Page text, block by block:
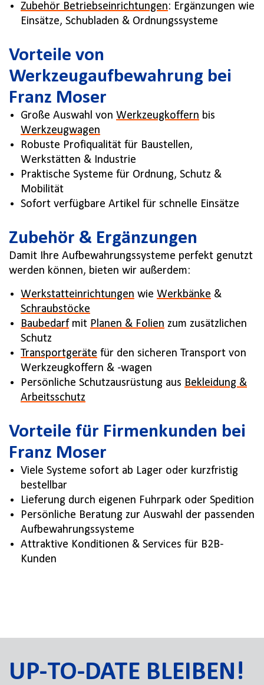
Zubehör Betriebseinrichtungen: Ergänzungen wie
Einsätze, Schubladen & Ordnungssysteme
Vorteile von
Werkzeugaufbewahrung bei
Franz Moser
Große Auswahl von Werkzeugkoffern bis
Werkzeugwagen
Robuste Profiqualität für Baustellen,
Werkstätten & Industrie
Praktische Systeme für Ordnung, Schutz &
Mobilität
Sofort verfügbare Artikel für schnelle Einsätze
Zubehör & Ergänzungen
Damit Ihre Aufbewahrungssysteme perfekt genutzt
werden können, bieten wir außerdem:
Werkstatteinrichtungen wie Werkbänke &
Schraubstöcke
Baubedarf mit Planen & Folien zum zusätzlichen
Schutz
Transportgeräte für den sicheren Transport von
Werkzeugkoffern & -wagen
Persönliche Schutzausrüstung aus Bekleidung &
Arbeitsschutz
Vorteile für Firmenkunden bei
Franz Moser
Viele Systeme sofort ab Lager oder kurzfristig
bestellbar
Lieferung durch eigenen Fuhrpark oder Spedition
Persönliche Beratung zur Auswahl der passenden
Aufbewahrungssysteme
Attraktive Konditionen & Services für B2B-
Kunden
UP-TO-DATE BLEIBEN!